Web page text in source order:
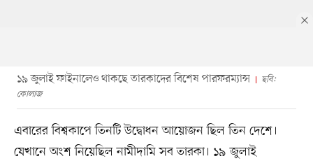
১৯ জুলাই ফাইনালেও থাকছে তারকাদের বিশেষ পারফরম্যান্স
ছবি:
কোলাজ
এবারের বিশ্বকাপে তিনটি উদ্বোধন আয়োজন ছিল তিন দেশে।
যেখানে অংশ নিয়েছিল নামীদামি সব তারকা। ১৯ জুলাই